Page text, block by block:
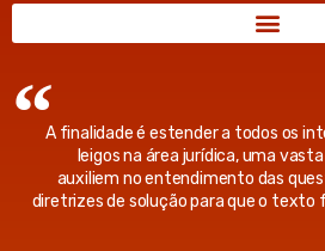
A finalidade é estender a todos os
leigos na área jurídica, uma
auxiliem no entendimento das
diretrizes de solução para que o texto